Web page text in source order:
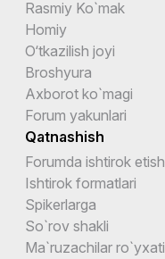
Rasmiy Ko`mak
Homiy
O‘tkazilish joyi
Broshyura
Axborot ko`magi
Forum yakunlari
Qatnashish
Forumda ishtirok etish
Ishtirok formatlari
Spikerlarga
So`rov shakli
Ma`ruzachilar ro`yxati